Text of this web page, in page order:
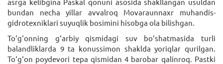
bundan necha yillar avvalroq Movaraunnaxr muhandis-
gidrotexniklari suyuqlik bosimini hisobga ola bilishgan.
To‘g‘onning g‘arbiy qismidagi suv bo‘shatmasida turli
balandliklarda 9 ta konussimon shaklda yoriqlar qurilgan.
To‘g‘on poydevori tepa qismidan 4 barobar qalinroq. Pastki